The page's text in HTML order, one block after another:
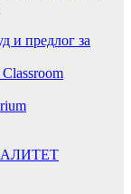
и предлог за